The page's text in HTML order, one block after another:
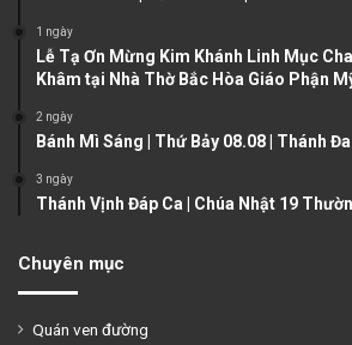
g
1 ngày
Lễ Tạ Ơn Mừng Kim Khánh Linh Mục
Khâm tại Nhà Thờ Bắc Hòa Giáo Phận
2 ngày
Bánh Mì Sáng | Thứ Bảy 08.08 | Thánh
3 ngày
Thánh Vịnh Đáp Ca | Chúa Nhật 19
Chuyên mục
Quán ven đường